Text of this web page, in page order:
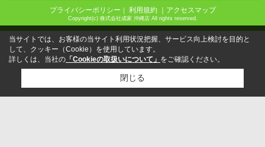
プライバシーポリシー ｜ 利用規約 ｜アクセスマップ
Copyright(c) 株式会社成家 沖縄店 All rights reserved.
当サイトでは、お客様の当サイト利用状況把握、サービス向上検討を目的と
して、クッキー（Cookie）を使用しています。
詳しくは、当社の 「Cookieの取扱いについて」 をご確認ください。
閉じる